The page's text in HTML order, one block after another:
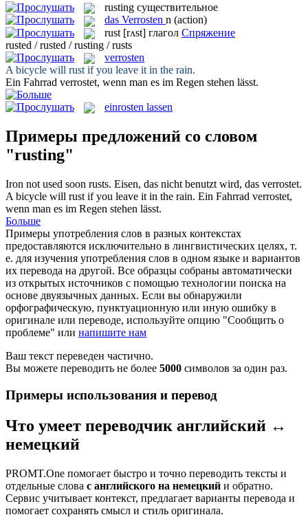
rusting существительное
das Verrosten n (action)
rust [rʌst] глагол Спряжение
rusted / rusted / rusting / rusts
verrosten
A bicycle will rust if you leave it in the rain.
Ein Fahrrad verrostet, wenn man es im Regen stehen lässt.
einrosten lassen
Примеры предложений со словом
"rusting"
Iron not used soon rusts. Eisen, das nicht benutzt wird, das verrostet.
A bicycle will rust if you leave it in the rain. Ein Fahrrad verrostet,
wenn man es im Regen stehen lässt.
Больше
Примеры употребления слов в разных контекстах
предоставляются исключительно в лингвистических целях, т.
е. для изучения употребления слов в одном языке и вариантов
их перевода на другой. Все образцы собраны автоматически
из открытых источников с помощью технологии поиска на
основе двуязычных данных. Если вы обнаружили
орфографическую, пунктуационную или иную ошибку в
оригинале или переводе, используйте опцию "Сообщить о
проблеме" или напишите нам
Ваш текст переведен частично.
Вы можете переводить не более 5000 символов за один раз.
Примеры использования и перевод
Что умеет переводчик английский ↔
немецкий
PROMT.One помогает быстро и точно переводить тексты и
отдельные слова с английского на немецкий и обратно.
Сервис учитывает контекст, предлагает варианты перевода и
помогает сохранять смысл и стиль оригинала.